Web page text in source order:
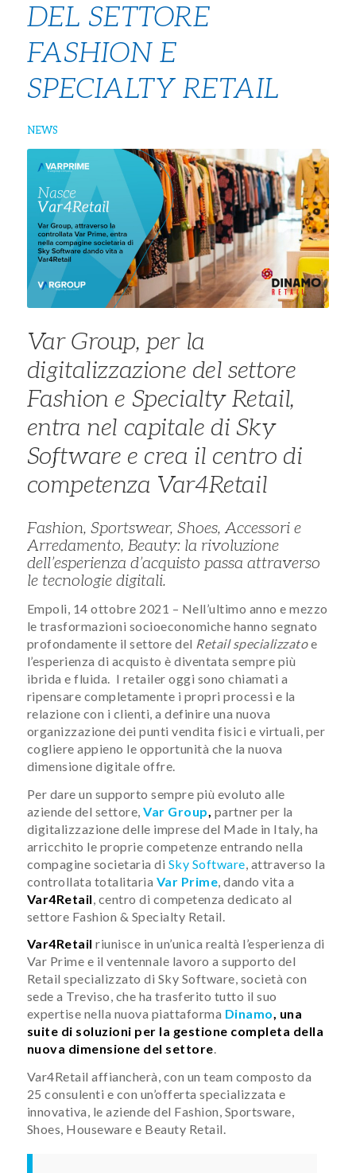
DEL SETTORE
FASHION E
SPECIALTY RETAIL
NEWS
Var Group, per la
digitalizzazione del settore
Fashion e Specialty Retail,
entra nel capitale di Sky
Software e crea il centro di
competenza Var4Retail
Fashion, Sportswear, Shoes, Accessori e
Arredamento, Beauty: la rivoluzione
dell’esperienza d’acquisto passa attraverso
le tecnologie digitali.
Empoli, 14 ottobre 2021 – Nell’ultimo anno e mezzo
le trasformazioni socioeconomiche hanno segnato
profondamente il settore del Retail specializzatoe
l’esperienza di acquisto è diventata sempre più
ibrida e fluida. I retailer oggi sono chiamati a
ripensare completamente i propri processi e la
relazione con i clienti, a definire una nuova
organizzazione dei punti vendita fisici e virtuali, per
cogliere appieno le opportunità che la nuova
dimensione digitale offre.
Per dare un supporto sempre più evoluto alle
aziende del settore,Var Group partner per la
digitalizzazione delle imprese del Made in Italy, ha
arricchito le proprie competenze entrando nella
compagine societaria di Sky Software , attraverso la
controllata totalitaria Var Prime , dando vita a
Var4Retail , centro di competenza dedicato al
settore Fashion & Specialty Retail.
Var4Retailriunisce in un’unica realtà l’esperienza di
Var Prime e il ventennale lavoro a supporto del
Retail specializzato di Sky Software, società con
sede a Treviso, che ha trasferito tutto il suo
expertise nella nuova piattaforma Dinamo, una
suite di soluzioni per la gestione completa della
nuova dimensione del settore.
Var4Retail affiancherà, con un team composto da
25 consulenti e con un’offerta specializzata e
innovativa, le aziende del Fashion, Sportsware,
Shoes, Houseware e Beauty Retail.